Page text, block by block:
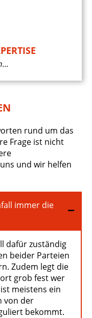
rund um das
Frage ist nicht
und wir helfen
immer die
dafür zuständig
beider Parteien
Zudem legt die
grob fest wer
meistens ein
von der
bekommt.